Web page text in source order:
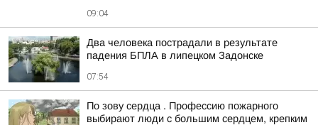
09:04
Два человека пострадали в результате
падения БПЛА в липецком Задонске
07:54
По зову сердца . Профессию пожарного
выбирают люди с большим сердцем, крепким